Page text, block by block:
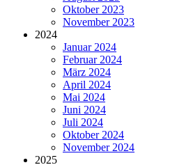
Oktober 2023
November 2023
2024
Januar 2024
Februar 2024
März 2024
April 2024
Mai 2024
Juni 2024
Juli 2024
Oktober 2024
November 2024
2025